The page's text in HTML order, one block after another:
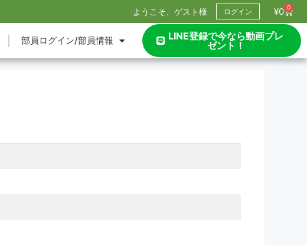
ようこそ、ゲスト様 ログイン ¥0 0
部員ログイン/部員情報
LINE登録で今なら動画プレ
ゼント！